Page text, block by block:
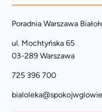
Poradnia Warszawa
ul. Mochtyńska 65
03-289 Warszawa
725 396 700